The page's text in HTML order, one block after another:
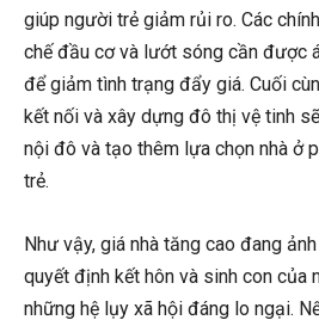
giúp người trẻ giảm rủi ro. Các
chế đầu cơ và lướt sóng cần được
để giảm tình trạng đẩy giá. Cuối
kết nối và xây dựng đô thị vệ tinh
nội đô và tạo thêm lựa chọn nhà ở
trẻ.
Như vậy, giá nhà tăng cao đang
quyết định kết hôn và sinh con của
những hệ lụy xã hội đáng lo ngại.